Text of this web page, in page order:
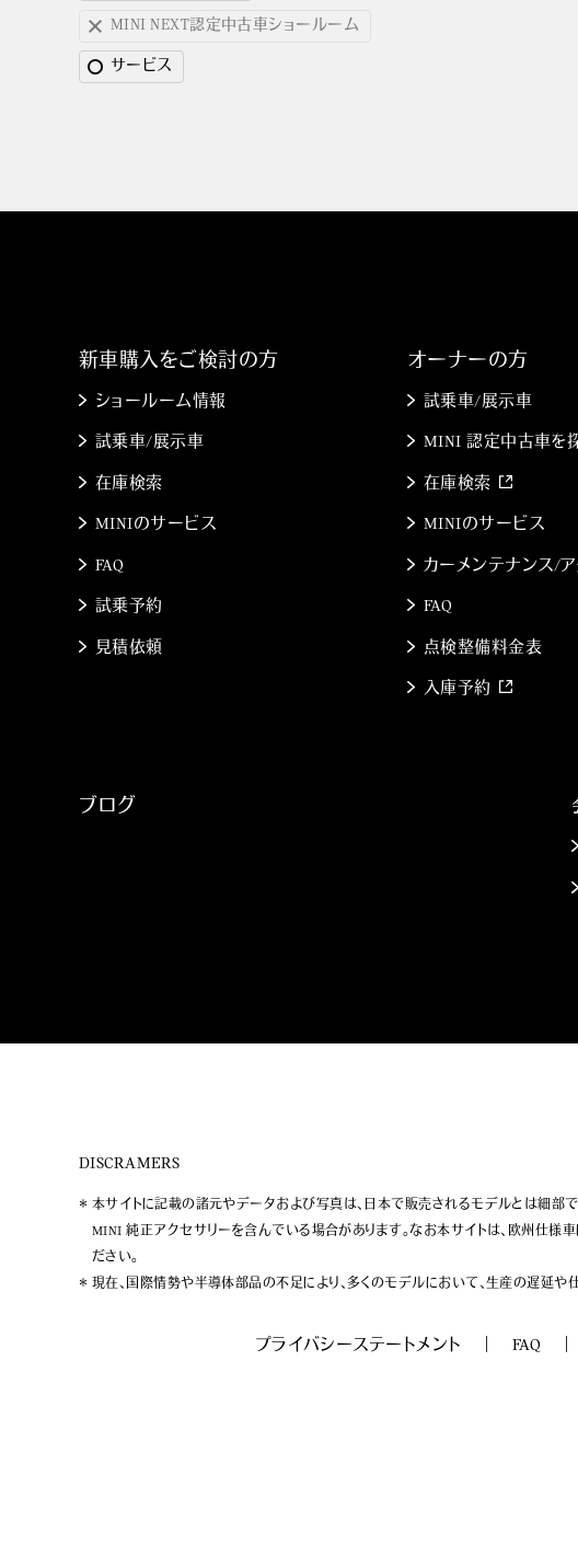
MINI NEXT認定中古車ショールーム
サービス
新車購入をご検討の方
ショールーム情報
試乗車/展示車
在庫検索
MINIのサービス
FAQ
試乗予約
見積依頼
オーナーの方
試乗車/展示車
MINI 認定中古車を
在庫検索
MINIのサービス
カーメンテナンス/
FAQ
点検整備料金表
入庫予約
ブログ
DISCRAMERS
本サイトに記載の諸元やデータおよび写真は、日本で販売されるモデルとは細部で
MINI 純正アクセサリーを含んでいる場合があります。なお本サイトは、欧州仕様
ださい。
現在、国際情勢や半導体部品の不足により、多くのモデルにおいて、生産の遅延
プライバシーステートメント FAQ